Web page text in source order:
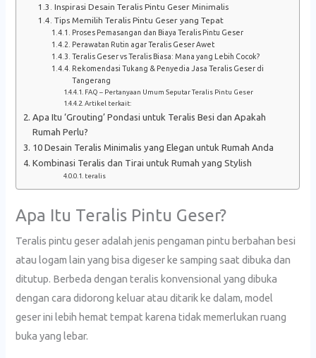
Inspirasi Desain Teralis Pintu Geser Minimalis
Tips Memilih Teralis Pintu Geser yang Tepat
Proses Pemasangan dan Biaya Teralis Pintu Geser
Perawatan Rutin agar Teralis Geser Awet
Teralis Geser vs Teralis Biasa: Mana yang Lebih Cocok?
Rekomendasi Tukang & Penyedia Jasa Teralis Geser di
Tangerang
FAQ – Pertanyaan Umum Seputar Teralis Pintu Geser
Artikel terkait:
Apa Itu ‘Grouting’ Pondasi untuk Teralis Besi dan Apakah
Rumah Perlu?
10 Desain Teralis Minimalis yang Elegan untuk Rumah Anda
Kombinasi Teralis dan Tirai untuk Rumah yang Stylish
teralis
Apa Itu Teralis Pintu Geser?
Teralis pintu geser adalah jenis pengaman pintu berbahan besi
atau logam lain yang bisa digeser ke samping saat dibuka dan
ditutup. Berbeda dengan teralis konvensional yang dibuka
dengan cara didorong keluar atau ditarik ke dalam, model
geser ini lebih hemat tempat karena tidak memerlukan ruang
buka yang lebar.